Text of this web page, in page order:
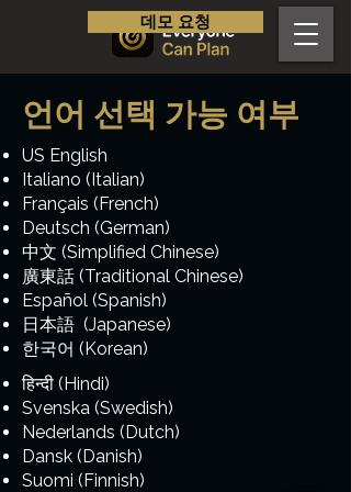
데모 요청
언어 선택 가능 여부
US English
Italiano (Italian)
Français (French)
Deutsch (German)
中文 (Simplified Chinese)
廣東話 (Traditional Chinese)
Español (Spanish)
日本語 (Japanese)
한국어 (Korean)
हिन्दी (Hindi)
Svenska (Swedish)
Nederlands (Dutch)
Dansk (Danish)
Suomi (Finnish)